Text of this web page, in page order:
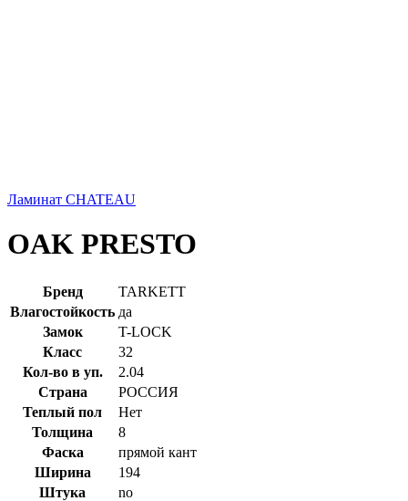
Ламинат CHATEAU
OAK PRESTO
Бренд
TARKETT
Влагостойкость да
Замок
T-LOCK
Класс
32
Кол-во в уп.
2.04
Страна
РОССИЯ
Теплый пол
Нет
Толщина
8
Фаска
прямой кант
Ширина
194
Штука
no